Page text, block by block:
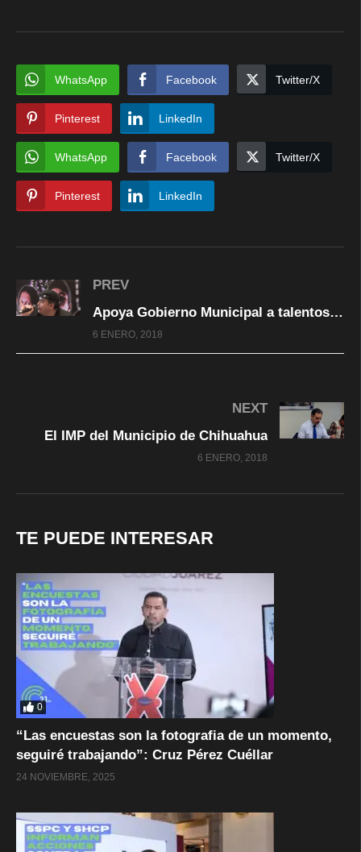
WhatsApp Facebook Twitter/X
Pinterest LinkedIn
WhatsApp Facebook Twitter/X
Pinterest LinkedIn
PREV
Apoya Gobierno Municipal a talentos juveniles con producción de disco
6 ENERO, 2018
NEXT
El IMP del Municipio de Chihuahua
6 ENERO, 2018
TE PUEDE INTERESAR
0
“Las encuestas son la fotografia de un momento,
seguiré trabajando”: Cruz Pérez Cuéllar
24 NOVIEMBRE, 2025